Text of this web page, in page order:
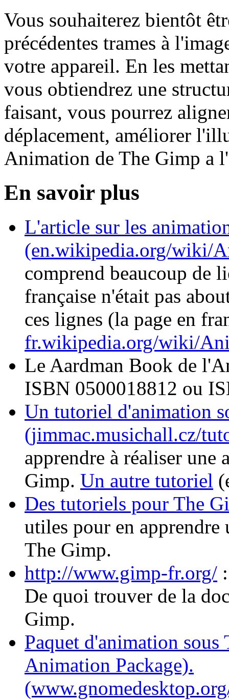
Vous souhaiterez bientôt
précédentes trames à
votre appareil. En les
vous obtiendrez une
faisant, vous pourrez
déplacement, améliorer
Animation de The Gimp a
En savoir plus
L'article sur les
(en.wikipedia.org/wiki/
comprend beaucoup de
française n'était pas
ces lignes (la page en
fr.wikipedia.org/wiki/
Le Aardman Book de
ISBN 0500018812 ou
Un tutoriel d'animation
(jimmac.musichall.cz/
apprendre à réaliser une
Gimp. Un autre tutoriel
Des tutoriels pour The
utiles pour en
The Gimp.
http://www.gimp-fr.org/
De quoi trouver de la
Gimp.
Paquet d'animation
Animation Package).